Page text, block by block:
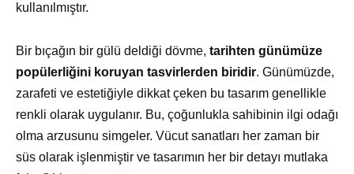
kullanılmıştır.
Bir bıçağın bir gülü deldiği dövme, tarihten günümüze
popülerliğini koruyan tasvirlerden biridir. Günümüzde,
zarafeti ve estetiğiyle dikkat çeken bu tasarım genellikle
renkli olarak uygulanır. Bu, çoğunlukla sahibinin ilgi odağı
olma arzusunu simgeler. Vücut sanatları her zaman bir
süs olarak işlenmiştir ve tasarımın her bir detayı mutlaka